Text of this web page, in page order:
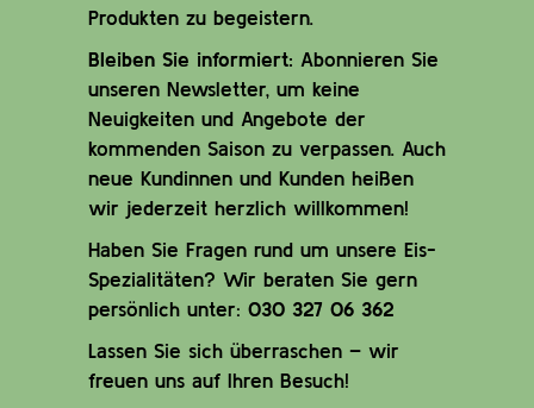
Produkten zu begeistern.
Bleiben Sie informiert: Abonnieren Sie
unseren Newsletter, um keine
Neuigkeiten und Angebote der
kommenden Saison zu verpassen. Auch
neue Kundinnen und Kunden heißen
wir jederzeit herzlich willkommen!
Haben Sie Fragen rund um unsere Eis-
Spezialitäten? Wir beraten Sie gern
persönlich unter: 030 327 06 362
Lassen Sie sich überraschen – wir
freuen uns auf Ihren Besuch!